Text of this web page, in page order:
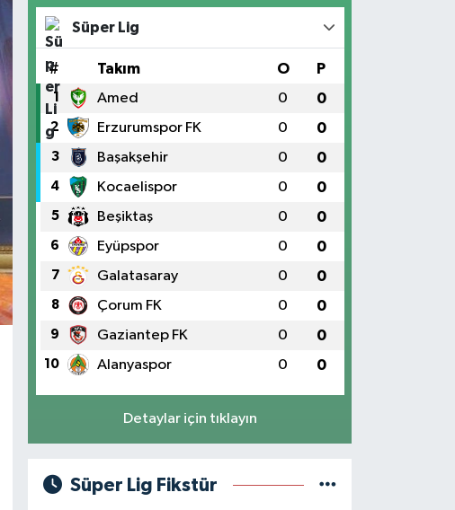
Süper Lig
# Takım O P
1 Amed 0 0
2 Erzurumspor FK 0 0
3 Başakşehir 0 0
4 Kocaelispor 0 0
5 Beşiktaş 0 0
6 Eyüpspor 0 0
7 Galatasaray 0 0
8 Çorum FK 0 0
9 Gaziantep FK 0 0
10 Alanyaspor 0 0
Detaylar için tıklayın
Süper Lig Fikstür